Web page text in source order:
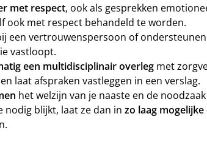
met respect, ook als gesprekken
ook met respect behandeld te worden.
een vertrouwenspersoon of
vastloopt.
een multidisciplinair overleg met
laat afspraken vastleggen in een verslag.
het welzijn van je naaste en de
nodig blijkt, laat ze dan in zo laag